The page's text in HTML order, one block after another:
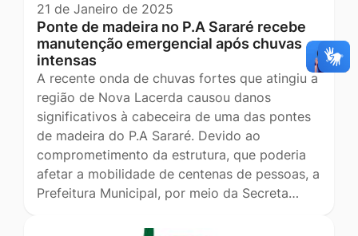
21 de Janeiro de 2025
Ponte de madeira no P.A Sararé recebe
manutenção emergencial após chuvas
intensas
A recente onda de chuvas fortes que atingiu a
região de Nova Lacerda causou danos
significativos à cabeceira de uma das pontes
de madeira do P.A Sararé. Devido ao
comprometimento da estrutura, que poderia
afetar a mobilidade de centenas de pessoas, a
Prefeitura Municipal, por meio da Secreta…